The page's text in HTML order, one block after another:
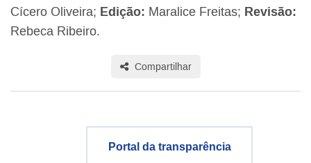
Cícero Oliveira; Edição: Maralice Freitas; Revisão:
Rebeca Ribeiro.
Compartilhar
Portal da transparência